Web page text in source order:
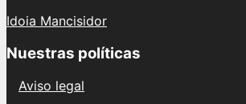
Idoia Mancisidor
Nuestras políticas
Aviso legal